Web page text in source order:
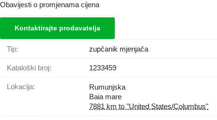
Obavijesti o promjenama cijena
Kontaktirajte prodavatelja
Tip: zupčanik mjenjača
Kataloški broj: 1233459
Lokacija:
Rumunjska
Baia mare
7881 km to "United States/Columbus"